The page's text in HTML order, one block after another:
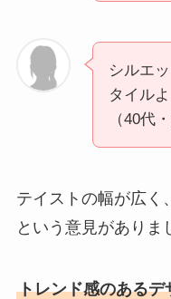
シルエ
タイル
（40代
テイストの幅が広く、
という意見がありま
トレンド感のあるデ